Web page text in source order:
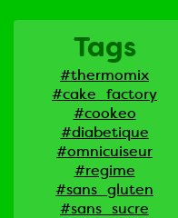
Tags
#thermomix
#cake_factory
#cookeo
#diabetique
#omnicuiseur
#regime
#sans_gluten
#sans_sucre